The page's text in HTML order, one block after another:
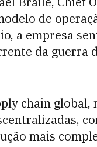
de
a empresa
da guerra
chain global,
mais